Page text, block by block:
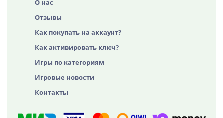
О нас
Отзывы
Как покупать на аккаунт?
Как активировать ключ?
Игры по категориям
Игровые новости
Контакты